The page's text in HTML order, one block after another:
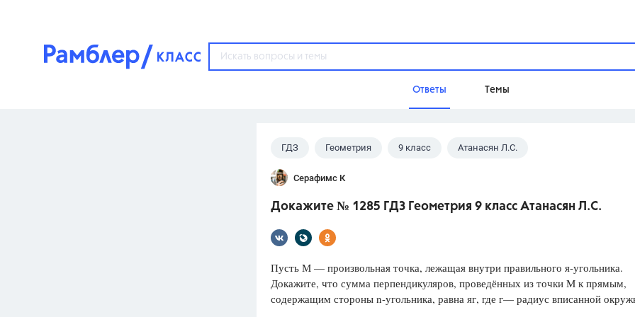
Ответы Темы
Популярные темы
ГДЗ
3273 ответа
3460 ответов
ФИПИ
Домашнее задание
Учебники
Разумовская М.М.,Габриелян
ГДЗ Геометрия 9 класс Атанасян Л.С.
Серафимс К
Докажите № 1285 ГДЗ Геометрия 9 класс Атанасян Л.С.
Пусть М — произвольная точка, лежащая внутри правильного я-угольника.
Докажите, что сумма перпендикуляров, проведённых из точки М к прямым,
содержащим стороны n-угольника, равна яг, где г— радиус вписанной